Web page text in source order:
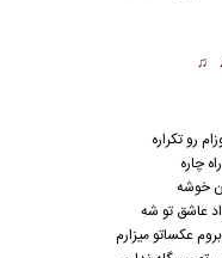
♫
رو تکراره
چاره
خوشه
عاشق تو شه
عکساتو میزارم